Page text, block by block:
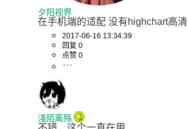
夕阳视界
在手机端的适配 没有highchart高清
2017-06-16 13:34:39
回复 0
点赞 0
淺陌离殇